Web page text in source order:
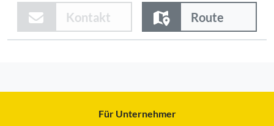
Kontakt Route
Für Unternehmer